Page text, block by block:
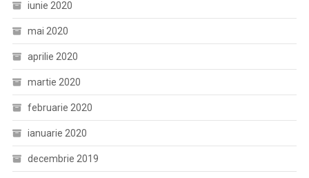
iunie 2020
mai 2020
aprilie 2020
martie 2020
februarie 2020
ianuarie 2020
decembrie 2019